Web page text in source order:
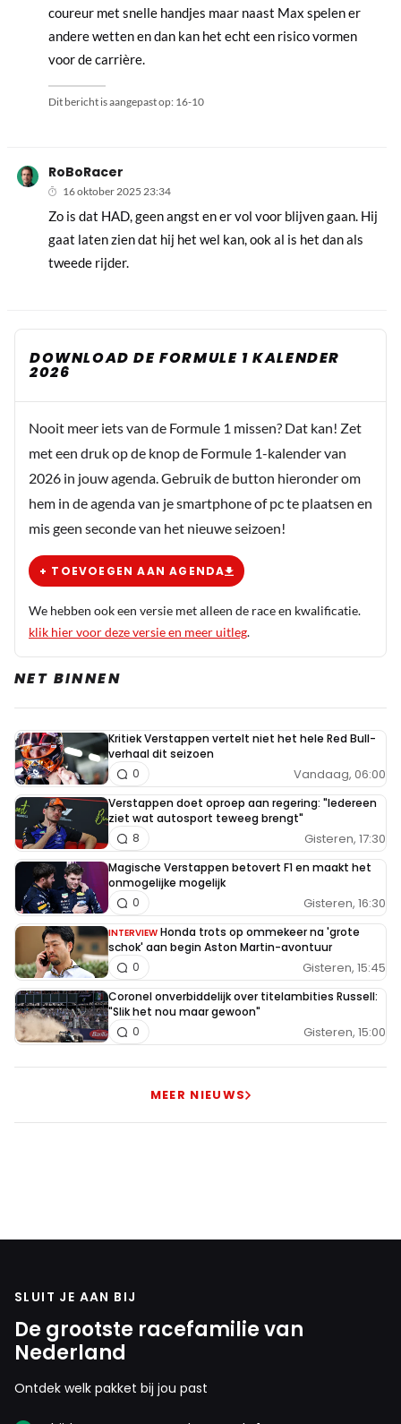
coureur met snelle handjes maar naast Max spelen er
andere wetten en dan kan het echt een risico vormen
voor de carrière.
Dit bericht is aangepast op: 16-10
RoBoRacer
16 oktober 2025 23:34
Zo is dat HAD, geen angst en er vol voor blijven gaan. Hij
gaat laten zien dat hij het wel kan, ook al is het dan als
tweede rijder.
DOWNLOAD DE FORMULE 1 KALENDER
2026
Nooit meer iets van de Formule 1 missen? Dat kan! Zet
met een druk op de knop de Formule 1-kalender van
2026 in jouw agenda. Gebruik de button hieronder om
hem in de agenda van je smartphone of pc te plaatsen en
mis geen seconde van het nieuwe seizoen!
+ TOEVOEGEN AAN AGENDA
We hebben ook een versie met alleen de race en kwalificatie.
klik hier voor deze versie en meer uitleg.
NET BINNEN
Kritiek Verstappen vertelt niet het hele Red Bull-
verhaal dit seizoen
Vandaag, 06:00
0
Verstappen doet oproep aan regering: "Iedereen
ziet wat autosport teweeg brengt"
Gisteren, 17:30
8
Magische Verstappen betovert F1 en maakt het
onmogelijke mogelijk
Gisteren, 16:30
0
INTERVIEW Honda trots op ommekeer na 'grote
schok' aan begin Aston Martin-avontuur
Gisteren, 15:45
0
Coronel onverbiddelijk over titelambities Russell:
"Slik het nou maar gewoon"
Gisteren, 15:00
0
MEER NIEUWS
SLUIT JE AAN BIJ
De grootste racefamilie van
Nederland
Ontdek welk pakket bij jou past